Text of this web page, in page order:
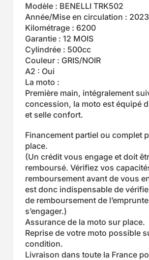
Modèle : BENELLI TRK502
Année/Mise en circulation : 2023
Kilométrage : 6200
Garantie : 12 MOIS
Cylindrée : 500cc
Couleur : GRIS/NOIR
A2 : Oui
La moto :
Première main, intégralement
concession, la moto est équipé
et selle confort.
Financement partiel ou complet
place.
(Un crédit vous engage et doit
remboursé. Vérifiez vos
remboursement avant de vous
est donc indispensable de
de remboursement de
s’engager.)
Assurance de la moto sur place.
Reprise de votre moto possible
condition.
Livraison dans toute la France